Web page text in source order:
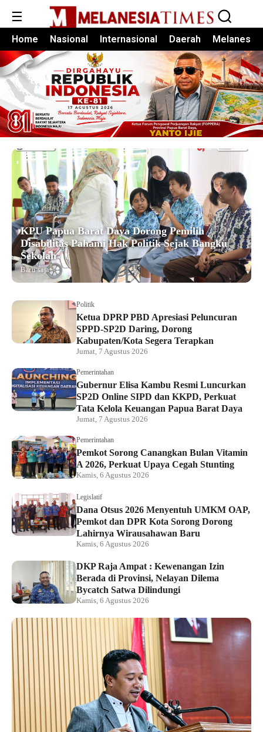
☰
Home Nasional Internasional Daerah Melanesia
KPU Papua Barat Daya Dorong Pemilih
Disabilitas Pahami Hak Politik Sejak Bangku
Sekolah
Baru saja
Politik
Ketua DPRP PBD Apresiasi Peluncuran
SPPD-SP2D Daring, Dorong
Kabupaten/Kota Segera Terapkan
Jumat, 7 Agustus 2026
Pemerintahan
Gubernur Elisa Kambu Resmi Luncurkan
SP2D Online SIPD dan KKPD, Perkuat
Tata Kelola Keuangan Papua Barat Daya
Jumat, 7 Agustus 2026
Pemerintahan
Pemkot Sorong Canangkan Bulan Vitamin
A 2026, Perkuat Upaya Cegah Stunting
Kamis, 6 Agustus 2026
Legislatif
Dana Otsus 2026 Menyentuh UMKM OAP,
Pemkot dan DPR Kota Sorong Dorong
Lahirnya Wirausahawan Baru
Kamis, 6 Agustus 2026
DKP Raja Ampat : Kewenangan Izin
Berada di Provinsi, Nelayan Dilema
Bycatch Satwa Dilindungi
Kamis, 6 Agustus 2026